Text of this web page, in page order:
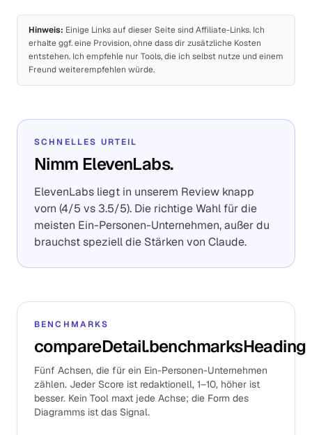
Hinweis: Einige Links auf dieser Seite sind Affiliate-Links. Ich
erhalte ggf. eine Provision, ohne dass dir zusätzliche Kosten
entstehen. Ich empfehle nur Tools, die ich selbst nutze und einem
Freund weiterempfehlen würde.
SCHNELLES URTEIL
Nimm ElevenLabs.
ElevenLabs liegt in unserem Review knapp
vorn (4/5 vs 3.5/5). Die richtige Wahl für die
meisten Ein-Personen-Unternehmen, außer du
brauchst speziell die Stärken von Claude.
BENCHMARKS
compareDetail.benchmarksHeading
Fünf Achsen, die für ein Ein-Personen-Unternehmen
zählen. Jeder Score ist redaktionell, 1–10, höher ist
besser. Kein Tool maxt jede Achse; die Form des
Diagramms ist das Signal.